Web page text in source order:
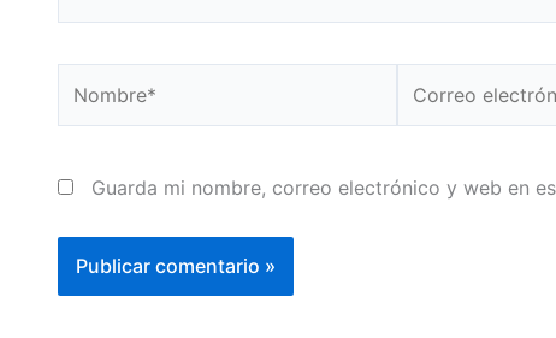
electrónico*
Guarda mi nombre, correo electrónico y web en